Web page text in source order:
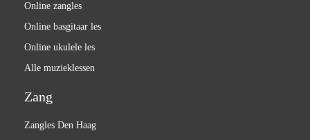
Online zangles
Online basgitaar les
Online ukulele les
Alle muzieklessen
Zang
Zangles Den Haag